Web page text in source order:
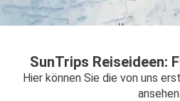
SunTrips Reiseideen:
Hier können Sie die von uns
ansehen: